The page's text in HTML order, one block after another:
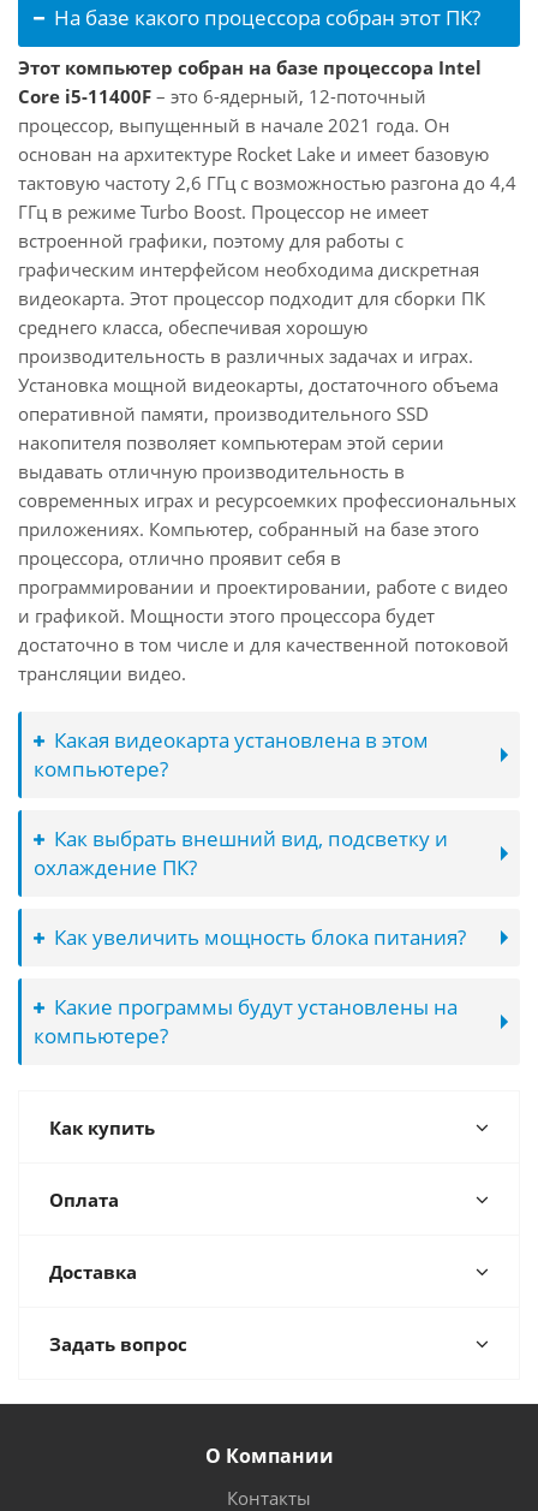
На базе какого процессора собран этот ПК?
Этот компьютер собран на базе процессора Intel
Core i5-11400F – это 6-ядерный, 12-поточный
процессор, выпущенный в начале 2021 года. Он
основан на архитектуре Rocket Lake и имеет базовую
тактовую частоту 2,6 ГГц с возможностью разгона до 4,4
ГГц в режиме Turbo Boost. Процессор не имеет
встроенной графики, поэтому для работы с
графическим интерфейсом необходима дискретная
видеокарта. Этот процессор подходит для сборки ПК
среднего класса, обеспечивая хорошую
производительность в различных задачах и играх.
Установка мощной видеокарты, достаточного объема
оперативной памяти, производительного SSD
накопителя позволяет компьютерам этой серии
выдавать отличную производительность в
современных играх и ресурсоемких профессиональных
приложениях. Компьютер, собранный на базе этого
процессора, отлично проявит себя в
программировании и проектировании, работе с видео
и графикой. Мощности этого процессора будет
достаточно в том числе и для качественной потоковой
трансляции видео.
Какая видеокарта установлена в этом
компьютере?
Как выбрать внешний вид, подсветку и
охлаждение ПК?
Как увеличить мощность блока питания?
Какие программы будут установлены на
компьютере?
Как купить
Оплата
Доставка
Задать вопрос
О Компании
Контакты